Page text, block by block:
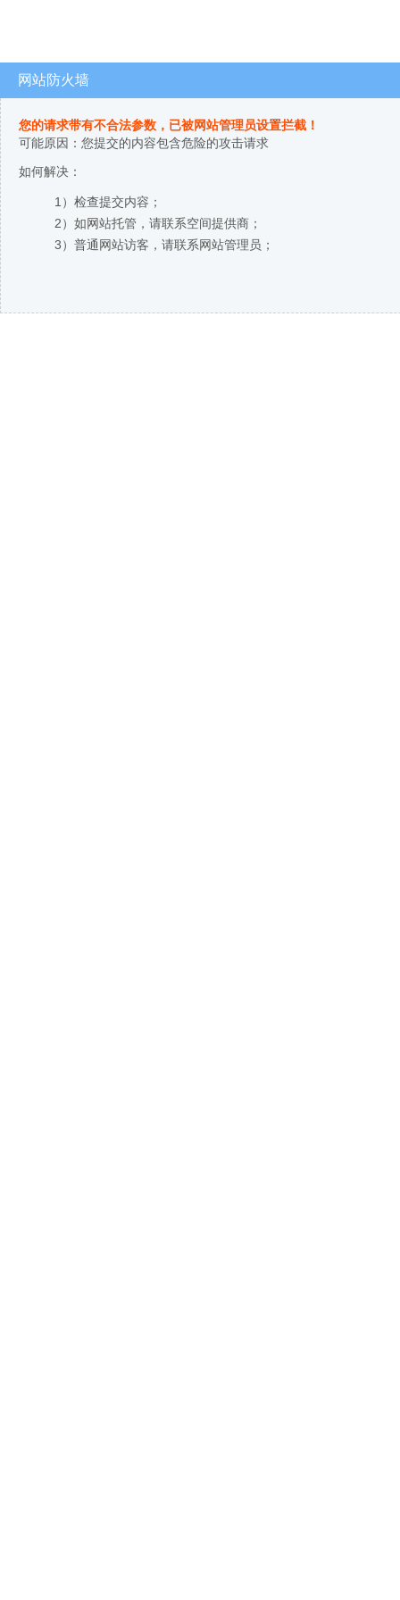
网站防火墙
您的请求带有不合法参数，已被网站管理员设置拦截！
可能原因：您提交的内容包含危险的攻击请求
如何解决：
1）检查提交内容；
2）如网站托管，请联系空间提供商；
3）普通网站访客，请联系网站管理员；